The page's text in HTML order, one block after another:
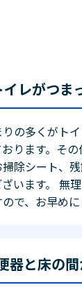
イレがつま
りの多くがト
ります。そ
除シート、
います。 無
で、お早め
器と床の